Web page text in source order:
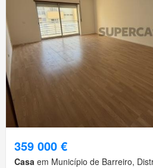
359 000 €
Casa em Município de Barreiro,